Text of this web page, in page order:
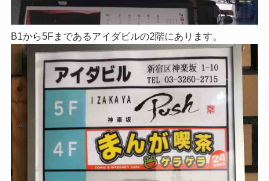
B1から5Fまであるアイダビルの2階にあります。